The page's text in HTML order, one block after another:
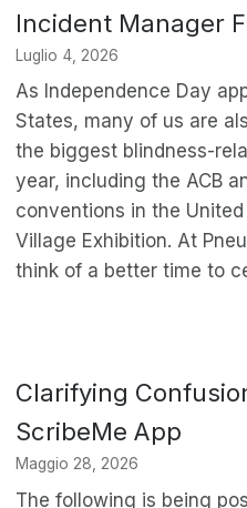
Incident Manager
Luglio 4, 2026
As Independence Day
States, many of us are
the biggest blindness-
year, including the ACB
conventions in the
Village Exhibition. At
think of a better time to
Clarifying
ScribeMe App
Maggio 28, 2026
The following is being